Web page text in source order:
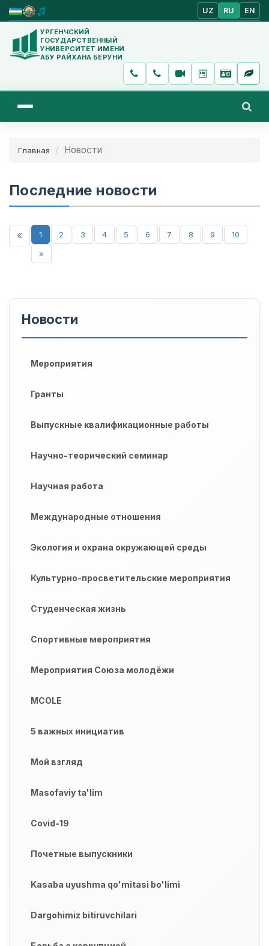
UZ RU EN
УРГЕНЧСКИЙ
ГОСУДАРСТВЕННЫЙ
УНИВЕРСИТЕТ ИМЕНИ
АБУ РАЙХАНА БЕРУНИ
Главная Новости
Последние новости
« 1 2 3 4 5 6 7 8 9
10
»
Новости
Мероприятия
Гранты
Выпускные квалификационные работы
Научно-теорический семинар
Научная работа
Международные отношения
Экология и охрана окружающей среды
Культурно-просветительские мероприятия
Студенческая жизнь
Спортивные мероприятия
Мероприятия Союза молодёжи
MCOLE
5 важных инициатив
Мой взгляд
Masofaviy ta'lim
Covid-19
Почетные выпускники
Kasaba uyushma qo'mitasi bo'limi
Dargohimiz bitiruvchilari